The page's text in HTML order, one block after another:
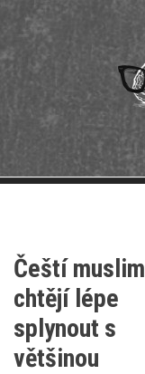
hlavnímu
Čeští
chtějí lépe
splynout s
většinou